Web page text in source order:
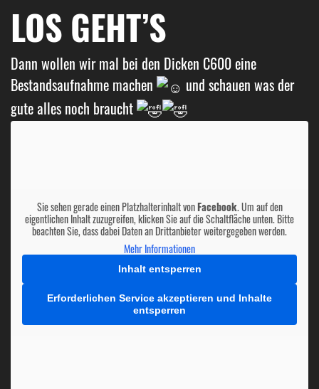
LOS GEHT’S
Dann wollen wir mal bei den Dicken C600 eine
Bestandsaufnahme machen
und schauen was der
gute alles noch braucht
Sie sehen gerade einen Platzhalterinhalt vonFacebook. Um auf den
eigentlichen Inhalt zuzugreifen, klicken Sie auf die Schaltfläche unten. Bitte
beachten Sie, dass dabei Daten an Drittanbieter weitergegeben werden.
Mehr Informationen
Inhalt entsperren
Erforderlichen Service akzeptieren und Inhalte
entsperren